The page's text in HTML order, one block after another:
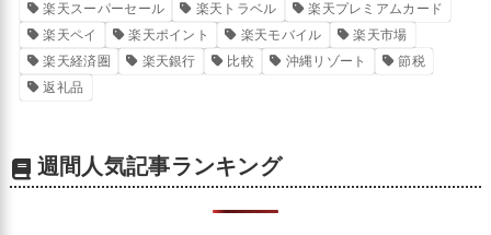
楽天スーパーセール
楽天トラベル
楽天プレミアムカード
楽天ペイ
楽天ポイント 楽天モバイル
楽天市場
楽天経済圏
楽天銀行 比較 沖縄リゾート
節税
返礼品
週間人気記事ランキング